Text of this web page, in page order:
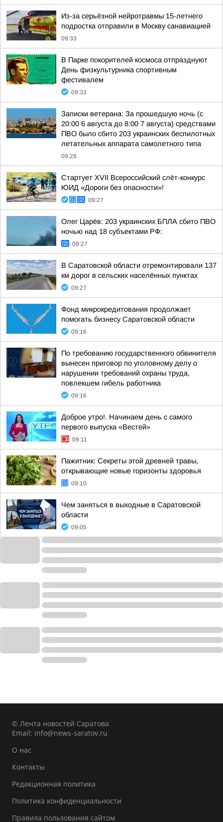
Из-за серьёзной нейротравмы 15-летнего
подростка отправили в Москву санавиацией
09:33
В Парке покорителей космоса отпразднуют
День физкультурника спортивным
фестивалем
09:33
Записки ветерана: За прошедшую ночь (с
20:00 6 августа до 8:00 7 августа) средствами
ПВО было сбито 203 украинских беспилотных
летательных аппарата самолетного типа
09:28
Стартует XVII Всероссийский слёт-конкурс
ЮИД «Дороги без опасности»!
09:27
Олег Царёв: 203 украинских БПЛА сбито ПВО
ночью над 18 субъектами РФ:
09:27
В Саратовской области отремонтировали 137
км дорог в сельских населённых пунктах
09:27
Фонд микрокредитования продолжает
помогать бизнесу Саратовской области
09:16
По требованию государственного обвинителя
вынесен приговор по уголовному делу о
нарушении требований охраны труда,
повлекшем гибель работника
09:16
Доброе утро!. Начинаем день с самого
первого выпуска «Вестей»
09:11
Пажитник: Секреты этой древней травы,
открывающие новые горизонты здоровья
09:10
Чем заняться в выходные в Саратовской
области
09:05
© Лента новостей Саратова
Email: info@news-saratov.ru
О нас
Контакты
Редакционная политика
Политика конфиденциальности
Правила пользования сайтом